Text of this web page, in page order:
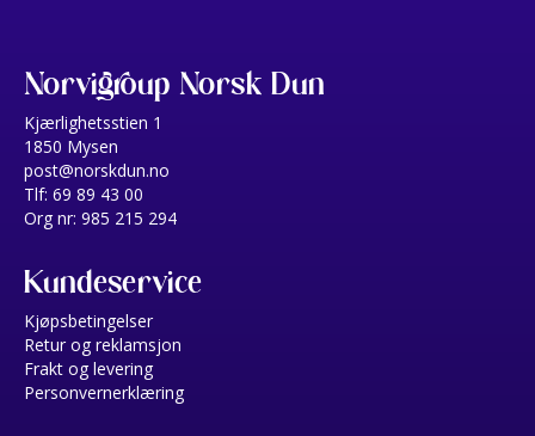
Norvigroup Norsk Dun
Kjærlighetsstien 1
1850 Mysen
post@norskdun.no
Tlf: 69 89 43 00
Org nr: 985 215 294
Kundeservice
Kjøpsbetingelser
Retur og reklamsjon
Frakt og levering
Personvernerklæring